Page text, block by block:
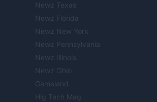
Newz Texas
Newz Florida
Newz New York
Newz Pennsylvania
Newz Illinois
Newz Ohio
Gameland
Hig Tech Mag